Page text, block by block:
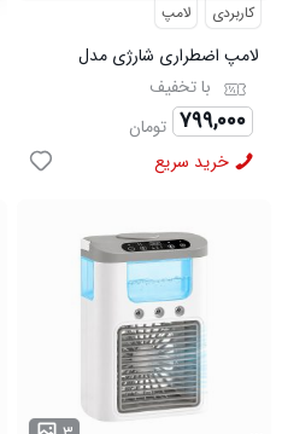
کاربردی لامپ
لامپ اضطراری شارژی مدل
50804 با تخفیف
۷۹۹,۰۰۰ تومان
خرید سریع